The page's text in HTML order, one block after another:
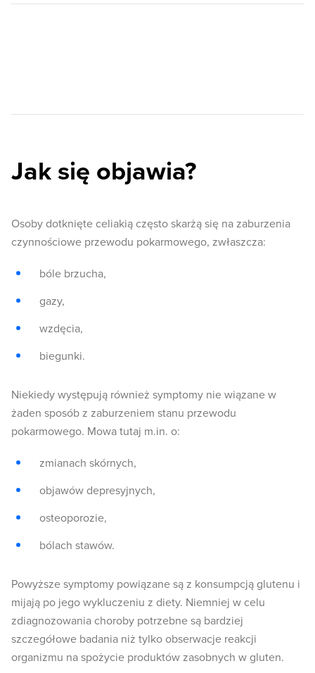
Jak się objawia?
Osoby dotknięte celiakią często skarżą się na zaburzenia
czynnościowe przewodu pokarmowego, zwłaszcza:
bóle brzucha,
gazy,
wzdęcia,
biegunki.
Niekiedy występują również symptomy nie wiązane w
żaden sposób z zaburzeniem stanu przewodu
pokarmowego. Mowa tutaj m.in. o:
zmianach skórnych,
objawów depresyjnych,
osteoporozie,
bólach stawów.
Powyższe symptomy powiązane są z konsumpcją glutenu i
mijają po jego wykluczeniu z diety. Niemniej w celu
zdiagnozowania choroby potrzebne są bardziej
szczegółowe badania niż tylko obserwacje reakcji
organizmu na spożycie produktów zasobnych w gluten.